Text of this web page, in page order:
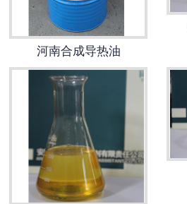
河南合成导热油